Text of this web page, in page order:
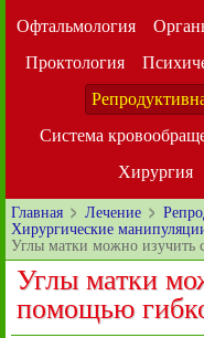
Офтальмология
Проктология
Система
Хирургия
Главная Лечение
Хирургические
Углы матки можно
Углы матки
помощью